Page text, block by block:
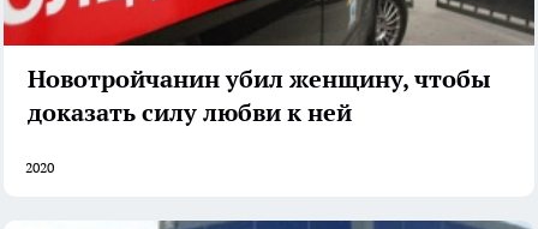
Новотройчанин убил женщину, чтобы
доказать силу любви к ней
2020